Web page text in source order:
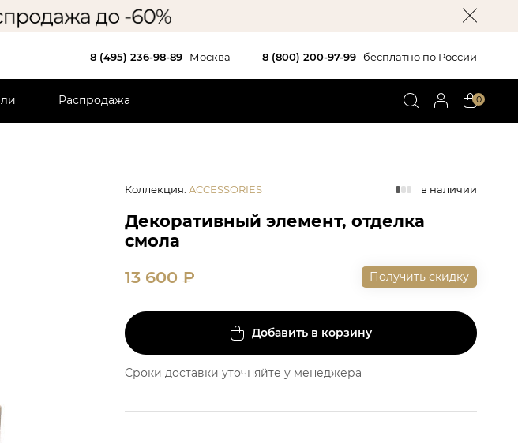
8 (495) 236-98-89 Москва 8 (800) 200-97-99 бесплатно по России
Распродажа 0
Коллекция: ACCESSORIES в наличии
Декоративный элемент, отделка
смола
13 600 ₽ Получить скидку
Добавить в корзину
Сроки доставки уточняйте у менеджера